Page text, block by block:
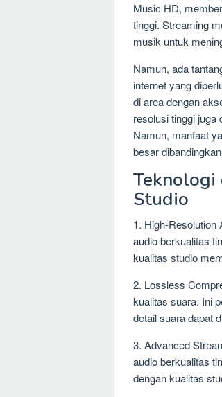
Music HD,
tinggi. Streaming
musik untuk
Namun, ada
internet yang
di area dengan
resolusi tinggi juga
Namun, manfaat
besar
Teknologi
Studio
1. High-Resolution
audio berkualitas
kualitas studio
2. Lossless
kualitas suara. Ini
detail suara dapat
3. Advanced
audio berkualitas
dengan kualitas